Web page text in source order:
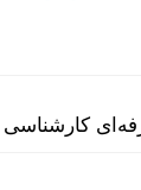
کارشناسی